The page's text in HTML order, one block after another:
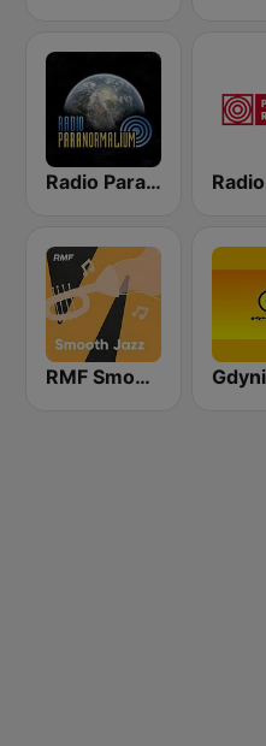
Radio Paranormalium
RMF Smooth Jazz